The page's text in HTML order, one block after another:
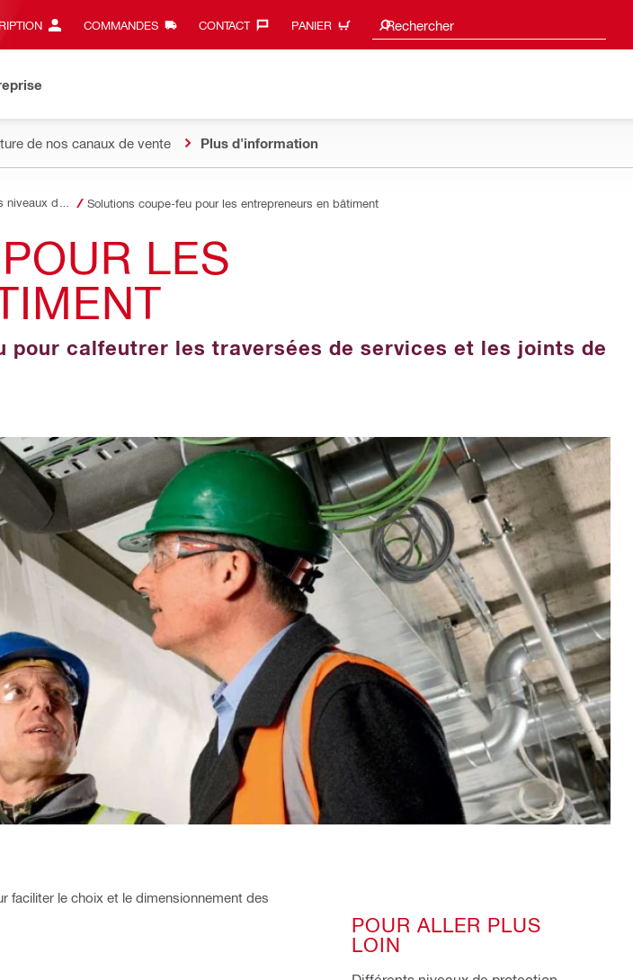
COMMANDES CONTACT‎ PANIER Rechercher
Suggestions de recherche
de nos canaux de vente Plus d'information
Solutions coupe-feu pour les entrepreneurs en bâtiment
LES
pour calfeutrer les traversées de services et les joints de
faciliter le choix et le dimensionnement des
POUR ALLER PLUS
LOIN